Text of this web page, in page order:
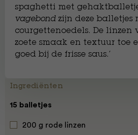
spaghetti met
vagebond zijn deze balletjes
courgettenoedels. De linzen
zoete smaak en textuur toe
goed bij de frisse saus.’
Ingrediënten
15 balletjes
200 g rode linzen